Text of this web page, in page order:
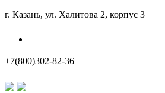
г. Казань, ул. Халитова 2, корпус 3
+7(800)302-82-36